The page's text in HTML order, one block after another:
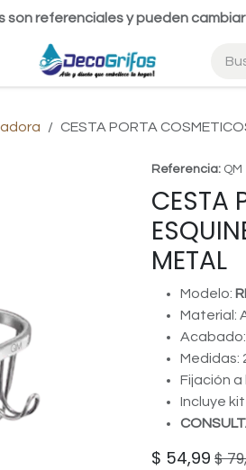
referenciales y pueden
CESTA PORTA
Referencia: QM
CESTA
METAL
Modelo:
Material:
Medidas:
Fijación a
Incluye
$ 54,99 $